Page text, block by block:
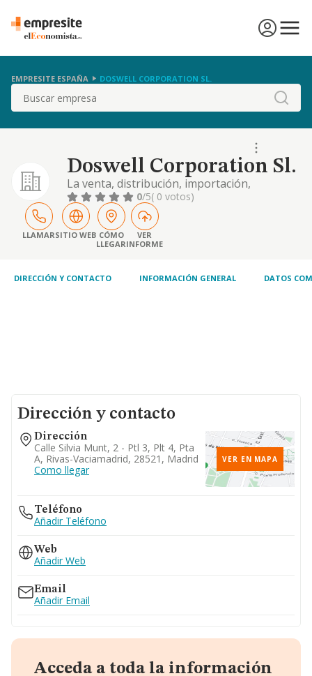
EMPRESITE ESPAÑA DOSWELL CORPORATION SL.
Buscar
Doswell Corporation Sl.
La venta, distribución, importación,
exportación, comercialización e
intermediación de toda clase de materiales
de iluminación, ferretería, calefacción,
climatización, construcción, saneamiento,
electrodomésticos, y aparatos eléctricos,
0/5( 0 votos)
LLAMARSITIO WEB CÓMO
LLEGAR
VER
INFORME
DIRECCIÓN Y CONTACTO INFORMACIÓN GENERAL DATOS
Dirección y contacto
Dirección
Calle Silvia Munt, 2 - Ptl 3, Plt 4, Pta
A, Rivas-Vaciamadrid, 28521, Madrid
Como llegar
VER EN MAPA
Teléfono
Añadir Teléfono
Web
Añadir Web
Email
Añadir Email
Acceda a toda la información